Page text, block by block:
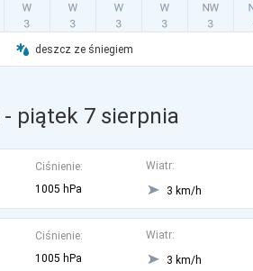
deszcz ze śniegiem
- piątek 7 sierpnia
Ciśnienie:
1005 hPa
Wiatr:
3 km/h
Ciśnienie:
1005 hPa
Wiatr:
3 km/h